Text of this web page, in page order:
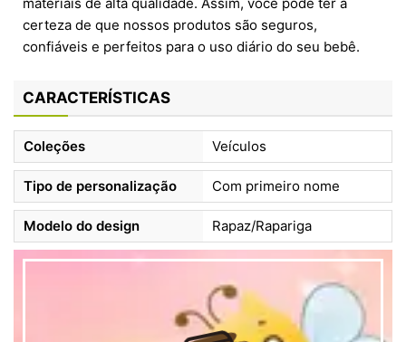
certeza de que nossos produtos são seguros,
confiáveis e perfeitos para o uso diário do seu bebê.
CARACTERÍSTICAS
Coleções Veículos
Tipo de personalização Com primeiro nome
Modelo do design Rapaz/Rapariga